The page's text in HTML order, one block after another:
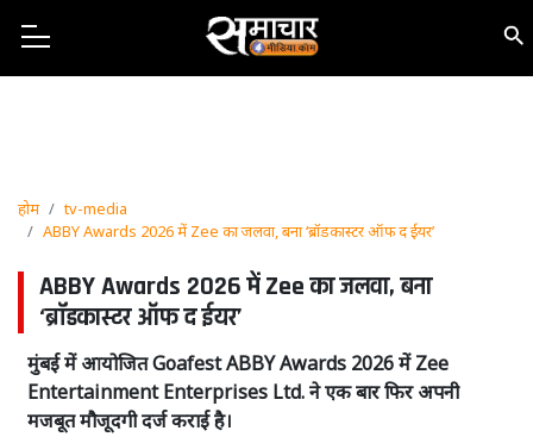
होम
tv-media
ABBY Awards 2026 में Zee का जलवा, बना ‘ब्रॉडकास्टर ऑफ द ईयर’
ABBY Awards 2026 में Zee का जलवा, बना
‘ब्रॉडकास्टर ऑफ द ईयर’
मुंबई में आयोजित Goafest ABBY Awards 2026 में Zee
Entertainment Enterprises Ltd. ने एक बार फिर अपनी
मजबूत मौजूदगी दर्ज कराई है।